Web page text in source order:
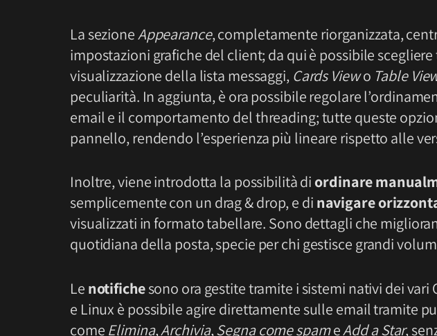
La sezione Appearance, completamente riorganizzata,
impostazioni grafiche del client; da qui è possibile
visualizzazione della lista messaggi, Cards Viewo Table
peculiarità. In aggiunta, è ora possibile regolare
email e il comportamento del threading; tutte queste
pannello, rendendo l’esperienza più lineare rispetto alle
Inoltre, viene introdotta la possibilità diordinare
semplicemente con un drag & drop, e di navigare
visualizzati in formato tabellare. Sono dettagli che
quotidiana della posta, specie per chi gestisce grandi
Le notifichesono ora gestite tramite i sistemi nativi dei vari
e Linux è possibile agire direttamente sulle email tramite
come Elimina,Archivia,Segna come spameAdd a Star,